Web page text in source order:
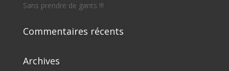
Sans prendre de gants !!!
Commentaires récents
Archives